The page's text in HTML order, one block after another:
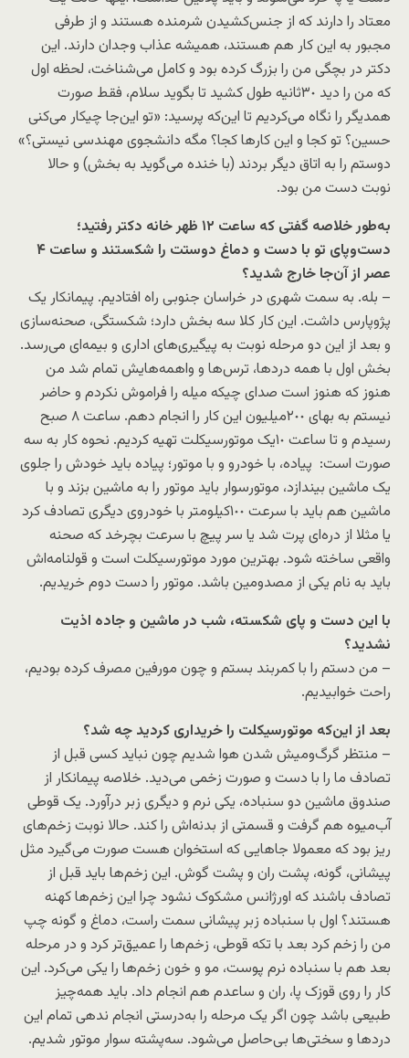
معتاد را دارند که از جنس‌کشیدن شرمنده هستند و از طرفی
مجبور به این کار هم هستند، همیشه عذاب‌ وجدان دارند. این
دکتر در بچگی من را بزرگ کرده بود و کامل می‌شناخت، لحظه اول
که من را دید ٣٠ثانیه طول کشید تا بگوید سلام، فقط صورت
همدیگر را نگاه می‌کردیم تا این‌که پرسید: «تو این‌جا چیکار می‌کنی
حسین؟ تو کجا و این کارها کجا؟ مگه دانشجوی مهندسی نیستی؟»
دوستم را به اتاق دیگر بردند (با خنده می‌گوید به بخش) و حالا
نوبت دست من بود.
به‌طور خلاصه گفتی که ساعت ١٢ ظهر خانه دکتر رفتید؛
دست‌وپای تو با دست و دماغ دوستت را شکستند و ساعت ۴
عصر از آن‌جا خارج شدید؟
– بله. به سمت شهری در خراسان جنوبی راه افتادیم. پیمانکار یک
پژوپارس داشت. این کار کلا سه بخش دارد؛ شکستگی، صحنه‌سازی
و بعد از این دو مرحله نوبت به پیگیری‌های اداری و بیمه‌ای می‌رسد.
بخش اول با همه دردها، ترس‌ها و واهمه‌هایش تمام شد من
هنوز که هنوز است صدای چیکه میله را فراموش نکردم و حاضر
نیستم به بهای ٢٠٠میلیون این کار را انجام دهم. ساعت ٨ صبح
رسیدم و تا ساعت ١٠یک موتورسیکلت تهیه کردیم. نحوه کار به سه
صورت است: پیاده، با خودرو و با موتور؛ پیاده باید خودش را جلوی
یک ماشین بیندازد، موتورسوار باید موتور را به ماشین بزند و با
ماشین هم باید با سرعت ١٠٠کیلومتر با خودروی دیگری تصادف کرد
یا مثلا از دره‌ای پرت شد یا سر پیچ با سرعت بچرخد که صحنه
واقعی ساخته شود. بهترین مورد موتورسیکلت است و قولنامه‌اش
باید به نام یکی از مصدومین باشد. موتور را دست دوم خریدیم.
با این دست و پای شکسته، شب در ماشین و جاده اذیت
نشدید؟
– من دستم را با کمربند بستم و چون مورفین مصرف کرده بودیم،
راحت خوابیدیم.
بعد از این‌که موتورسیکلت را خریداری کردید چه شد؟
– منتظر گرگ‌ومیش شدن هوا شدیم چون نباید کسی قبل از
تصادف ما را با دست و صورت زخمی می‌دید. خلاصه پیمانکار از
صندوق ماشین دو سنباده، یکی نرم و دیگری زبر درآورد. یک قوطی
آب‌میوه هم گرفت و قسمتی از بدنه‌اش را کند. حالا نوبت زخم‌های
ریز بود که معمولا جاهایی که استخوان هست صورت می‌گیرد مثل
پیشانی، گونه، پشت ران و پشت گوش. این زخم‌ها باید قبل از
تصادف باشند که اورژانس مشکوک نشود چرا این زخم‌ها کهنه
هستند؟ اول با سنباده زبر پیشانی سمت راست، دماغ و گونه چپ
من را زخم کرد بعد با تکه قوطی، زخم‌ها را عمیق‌تر کرد و در مرحله
بعد هم با سنباده نرم پوست، مو و خون زخم‌ها را یکی می‌کرد. این
کار را روی قوزک پا، ران و ساعدم هم انجام داد. باید همه‌چیز
طبیعی باشد چون اگر یک مرحله را به‌درستی انجام ندهی تمام این
دردها و سختی‌ها بی‌حاصل می‌شود. سه‌پشته سوار موتور شدیم.